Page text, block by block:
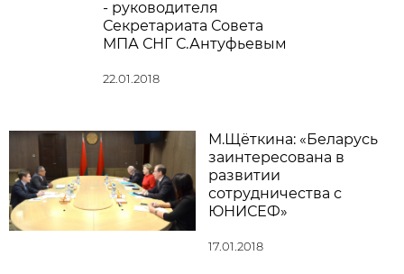
- руководителя
Секретариата Совета
МПА СНГ С.Антуфьевым
22.01.2018
М.Щёткина: «Беларусь
заинтересована в
развитии
сотрудничества с
ЮНИСЕФ»
17.01.2018